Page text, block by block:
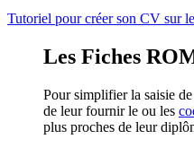
Tutoriel pour créer son CV sur
Les Fiches
Pour simplifier la saisie
de leur fournir le ou les
plus proches de leur